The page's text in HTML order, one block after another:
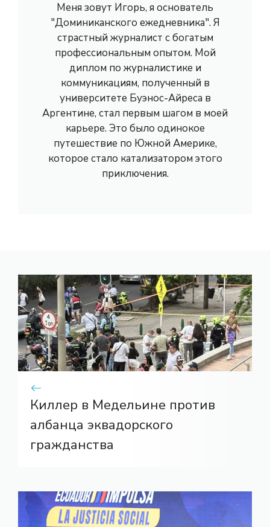
Меня зовут Игорь, я основатель
"Доминиканского ежедневника". Я
страстный журналист с богатым
профессиональным опытом. Мой
диплом по журналистике и
коммуникациям, полученный в
университете Буэнос-Айреса в
Аргентине, стал первым шагом в моей
карьере. Это было одинокое
путешествие по Южной Америке,
которое стало катализатором этого
приключения.
Киллер в Медельине против
албанца эквадорского
гражданства